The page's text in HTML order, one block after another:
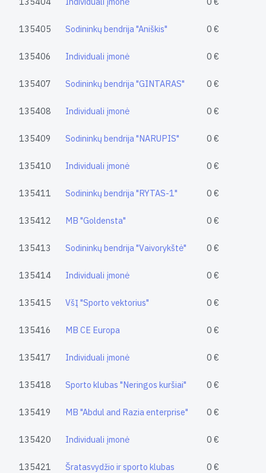
135405 Sodininkų bendrija "Aniškis" 0 €
135406 Individuali įmonė 0 €
135407 Sodininkų bendrija "GINTARAS" 0 €
135408 Individuali įmonė 0 €
135409 Sodininkų bendrija "NARUPIS" 0 €
135410 Individuali įmonė 0 €
135411 Sodininkų bendrija "RYTAS-1" 0 €
135412 MB "Goldensta" 0 €
135413 Sodininkų bendrija "Vaivorykštė" 0 €
135414 Individuali įmonė 0 €
135415 VšĮ "Sporto vektorius" 0 €
135416 MB CE Europa 0 €
135417 Individuali įmonė 0 €
135418 Sporto klubas "Neringos kuršiai" 0 €
135419 MB "Abdul and Razia enterprise" 0 €
135420 Individuali įmonė 0 €
135421
Šratasvydžio ir sporto klubas
0 €